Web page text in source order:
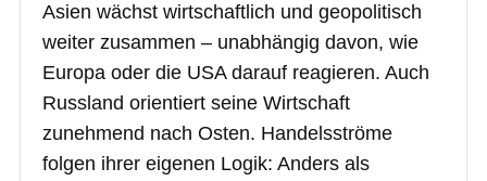
Asien wächst wirtschaftlich und geopolitisch
weiter zusammen – unabhängig davon, wie
Europa oder die USA darauf reagieren. Auch
Russland orientiert seine Wirtschaft
zunehmend nach Osten. Handelsströme
folgen ihrer eigenen Logik: Anders als